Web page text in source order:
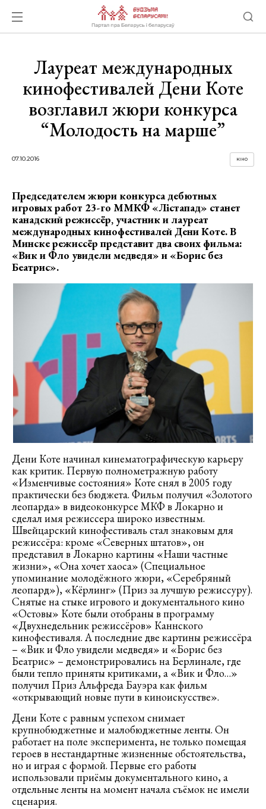
Лауреат международных
кинофестивалей Дени Коте
возглавил жюри конкурса
“Молодость на марше”
07.10.2016 КІНО
Председателем жюри конкурса дебютных
игровых работ 23-го ММКФ «Лістапад» станет
канадский режиссёр, участник и лауреат
международных кинофестивалей Дени Коте. В
Минске режиссёр представит два своих фильма:
«Вик и Фло увидели медведя» и «Борис без
Беатрис».
Дени Коте начинал кинематографическую карьеру
как критик. Первую полнометражную работу
«Изменчивые состояния» Коте снял в 2005 году
практически без бюджета. Фильм получил «Золотого
леопарда» в видеоконкурсе МКФ в Локарно и
сделал имя режиссера широко известным.
Швейцарский кинофестиваль стал знаковым для
режиссёра: кроме «Северных штатов», он
представил в Локарно картины «Наши частные
жизни», «Она хочет хаоса» (Специальное
упоминание молодёжного жюри, «Серебряный
леопард»), «Кёрлинг» (Приз за лучшую режиссуру).
Снятые на стыке игрового и документального кино
«Остовы» Коте были отобраны в программу
«Двухнедельник режиссёров» Каннского
кинофестиваля. А последние две картины режиссёра
– «Вик и Фло увидели медведя» и «Борис без
Беатрис» – демонстрировались на Берлинале, где
были тепло приняты критиками, а «Вик и Фло…»
получил Приз Альфреда Бауэра как фильм
«открывающий новые пути в киноискусстве».
Дени Коте с равным успехом снимает
крупнобюджетные и малобюджетные ленты. Он
работает на поле эксперимента, не только помещая
героев в нестандартные жизненные обстоятельства,
но и играя с формой. Первые его работы
использовали приёмы документального кино, а
отдельные ленты на момент начала съёмок не имели
сценария.